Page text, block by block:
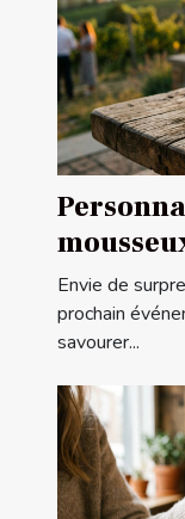
unique ?
Envie de
prochain
savourer...